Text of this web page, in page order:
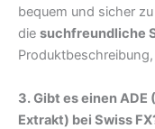
bequem und sicher
die suchfreundliche
3. Gibt es einen
Extrakt) bei Swiss